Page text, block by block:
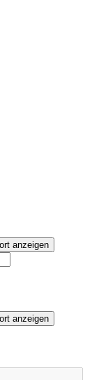
anzeigen
anzeigen